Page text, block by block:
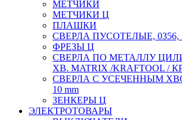
МЕТЧИКИ
МЕТЧИКИ Ц
ПЛАШКИ
СВЕРЛА ПУСОТЕЛЫЕ,
ФРЕЗЫ Ц
СВЕРЛА ПО МЕТАЛЛУ
ХВ. MATRIX /KRAFTOOL /
СВЕРЛА С УСЕЧЕННЫМ
10 mm
ЗЕНКЕРЫ Ц
ЭЛЕКТРОТОВАРЫ